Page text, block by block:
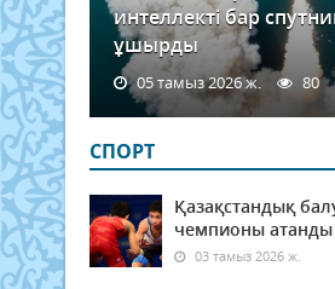
интеллекті бар
ұшырды
05 тамыз 2026 ж. 80
СПОРТ
Қазақстандық
чемпионы атанды
03 тамыз 2026 ж.